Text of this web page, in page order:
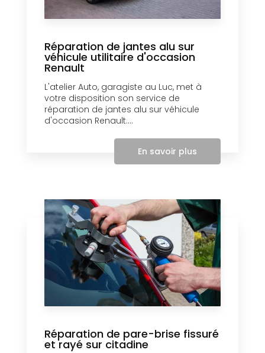
Réparation de jantes alu sur
véhicule utilitaire d'occasion
Renault
L'atelier Auto, garagiste au Luc, met à
votre disposition son service de
réparation de jantes alu sur véhicule
d'occasion Renault....
En savoir plus
Réparation de pare-brise fissuré
et rayé sur citadine